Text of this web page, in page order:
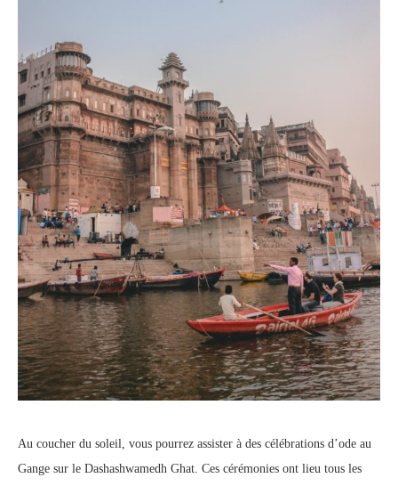
Au coucher du soleil, vous pourrez assister à des célébrations d’ode au
Gange sur le Dashashwamedh Ghat. Ces cérémonies ont lieu tous les